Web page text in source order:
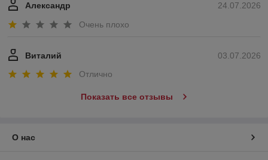
24.07.2026
Александр
Очень плохо
03.07.2026
Виталий
Отлично
Показать все отзывы
О нас